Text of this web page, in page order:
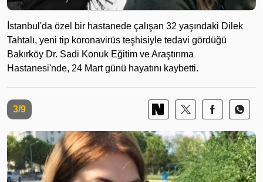
İstanbul'da özel bir hastanede çalışan 32 yaşındaki Dilek
Tahtalı, yeni tip koronavirüs teşhisiyle tedavi gördüğü
Bakırköy Dr. Sadi Konuk Eğitim ve Araştırıma
Hastanesi'nde, 24 Mart günü hayatını kaybetti.
3/9